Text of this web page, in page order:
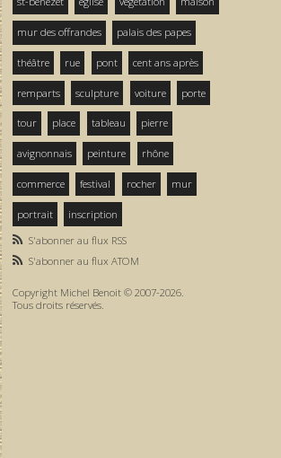
mur des offrandes palais des papes
théâtre rue pont cent ans après
remparts sculpture voiture porte
tour place tableau pierre
avignonnais peinture rhône
commerce festival rocher mur
portrait
inscription
S'abonner au flux RSS
S'abonner au flux ATOM
Copyright Michel Benoit © 2007-2026.
Tous droits réservés.